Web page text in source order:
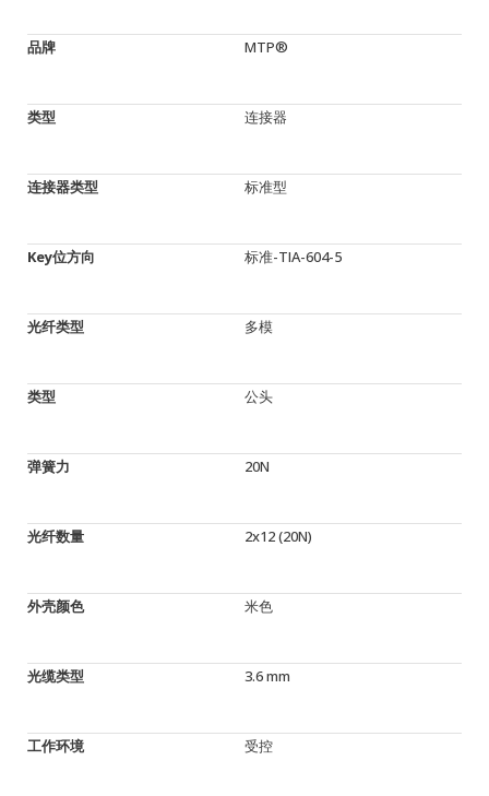
品牌 MTP®
类型 连接器
连接器类型 标准型
Key位方向 标准-TIA-604-5
光纤类型 多模
类型 公头
弹簧力 20N
光纤数量 2x12 (20N)
外壳颜色 米色
光缆类型 3.6 mm
工作环境 受控